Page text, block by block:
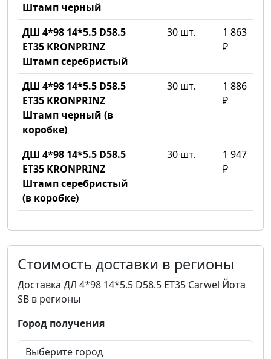
Штамп черный
ДШ 4*98 14*5.5 D58.5
ET35 KRONPRINZ
Штамп серебристый
30 шт.
1 863
₽
ДШ 4*98 14*5.5 D58.5
ET35 KRONPRINZ
Штамп черный (в
коробке)
30 шт.
1 886
₽
ДШ 4*98 14*5.5 D58.5
ET35 KRONPRINZ
Штамп серебристый
(в коробке)
30 шт.
1 947
₽
Стоимость доставки в регионы
Доставка ДЛ 4*98 14*5.5 D58.5 ET35 Carwel Йота
SB в регионы
Город получения